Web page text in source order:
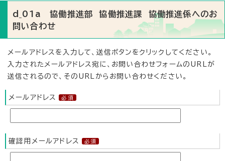
d_01a 協働推進部 協働推進課 協働推進係へのお
問い合わせ
メールアドレスを入力して、送信ボタンをクリックしてください。
入力されたメールアドレス宛に、お問い合わせフォームのURLが
送信されるので、そのURLからお問い合わせください。
メールアドレス
確認用メールアドレス